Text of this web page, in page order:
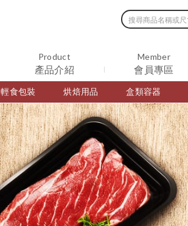
Product
產品介紹
輕食包裝 烘焙用品 盒類容器
Member
會員專區